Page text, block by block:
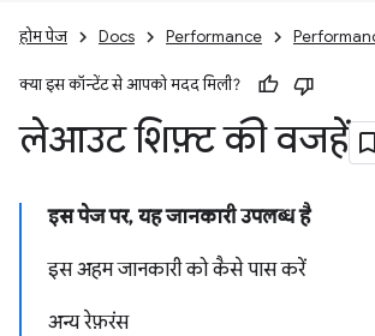
होम पेज Docs Performance
क्या इस कॉन्टेंट से आपको मदद मिली?
लेआउट शिफ़्ट की वजहें
इस पेज पर, यह जानकारी उपलब्ध है
इस अहम जानकारी को कैसे पास करें
अन्य रेफ़रंस